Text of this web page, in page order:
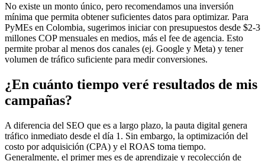
No existe un monto único, pero recomendamos una inversión
mínima que permita obtener suficientes datos para optimizar. Para
PyMEs en Colombia, sugerimos iniciar con presupuestos desde $2-3
millones COP mensuales en medios, más el fee de agencia. Esto
permite probar al menos dos canales (ej. Google y Meta) y tener
volumen de tráfico suficiente para medir conversiones.
¿En cuánto tiempo veré resultados de mis
campañas?
A diferencia del SEO que es a largo plazo, la pauta digital genera
tráfico inmediato desde el día 1. Sin embargo, la optimización del
costo por adquisición (CPA) y el ROAS toma tiempo.
Generalmente, el primer mes es de aprendizaje y recolección de